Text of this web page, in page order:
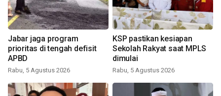
Jabar jaga program
prioritas di tengah defisit
APBD
Rabu, 5 Agustus 2026
KSP pastikan kesiapan
Sekolah Rakyat saat MPLS
dimulai
Rabu, 5 Agustus 2026